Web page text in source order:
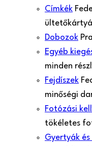
Címkék
Dobozok
Egyéb
minden
Fejdíszek
minőségi
Fotózási
tökéletes
Gyertyák és